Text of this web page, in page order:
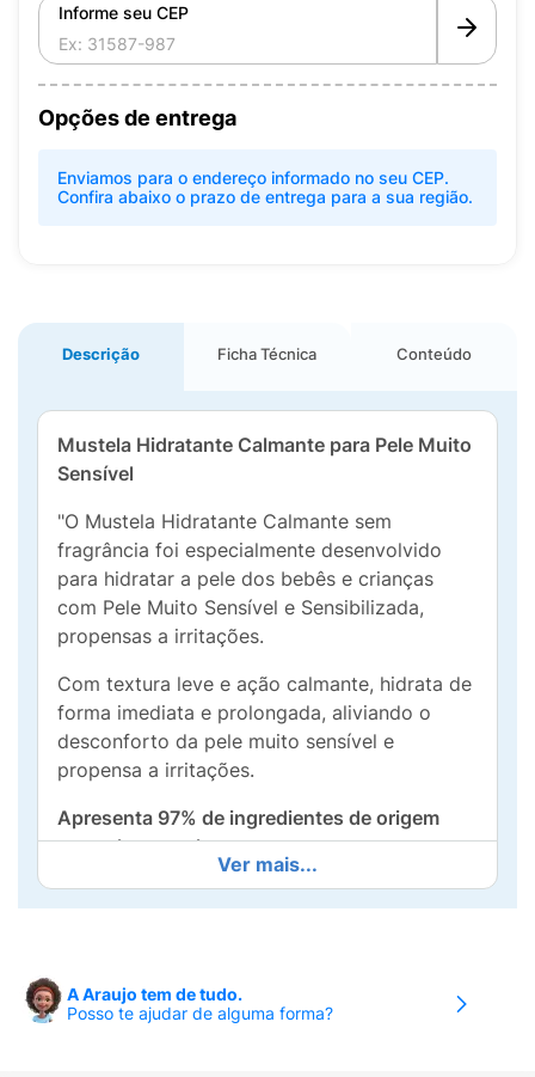
Informe seu CEP
Opções de entrega
Enviamos para o endereço informado no seu CEP.
Confira abaixo o prazo de entrega para a sua região.
Descrição Ficha Técnica Conteúdo
Mustela Hidratante Calmante para Pele Muito
Sensível
"O Mustela Hidratante Calmante sem
fragrância foi especialmente desenvolvido
para hidratar a pele dos bebês e crianças
com Pele Muito Sensível e Sensibilizada,
propensas a irritações.
Com textura leve e ação calmante, hidrata de
forma imediata e prolongada, aliviando o
desconforto da pele muito sensível e
propensa a irritações.
Apresenta 97% de ingredientes de origem
natural, entre eles:
•Perseose de Abacate®: ativo natural
•Schizandra: acalma a pele propensa a
irritações, reduzindo a vermelhidão e o
Ver mais...
A Araujo tem de tudo.
Posso te ajudar de alguma forma?